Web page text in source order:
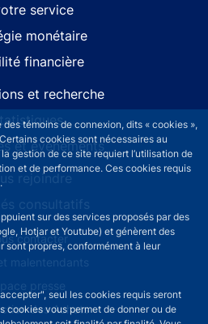
témoins de connexion, dits « cookies »,
cookies sont nécessaires au
gestion de ce site requiert l’utilisation de
et de performance. Ces cookies requis
sur des services proposés par des
Hotjar et Youtube) et génèrent des
sont propres, conformément à leur
seul les cookies requis seront
cookies vous permet de donner ou de
service
monétaire
financière
et recherche
et événements
rejoindre
consultatifs
contacter
malentendants
presse
des Achats